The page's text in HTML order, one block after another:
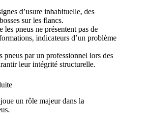
d’usure inhabituelle, des
sur les flancs.
les pneus ne présentent pas de
indicateurs d’un problème
pneus par un professionnel lors des
leur intégrité structurelle.
un rôle majeur dans la